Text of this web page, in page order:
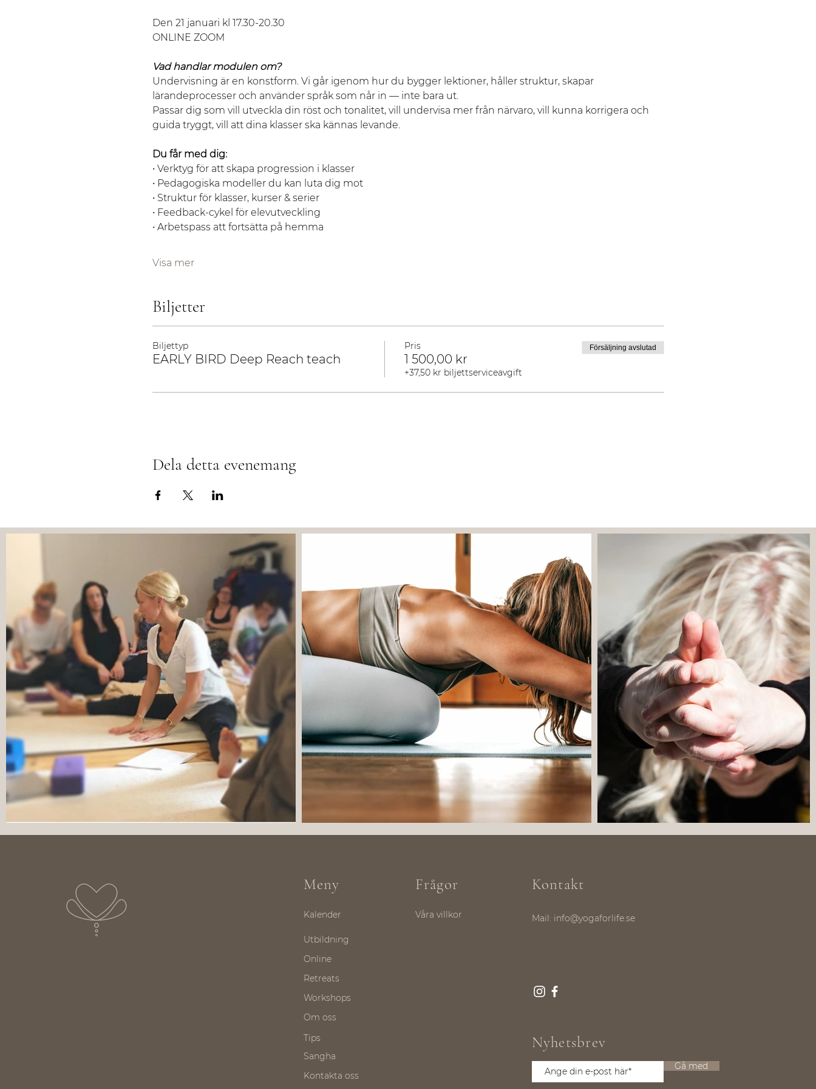
Den 21 januari kl 17.30-20.30
ONLINE ZOOM
Vad handlar modulen om?
Undervisning är en konstform. Vi går igenom hur du bygger lektioner, håller struktur, skapar
lärandeprocesser och använder språk som når in — inte bara ut.
Passar dig som vill utveckla din röst och tonalitet, vill undervisa mer från närvaro, vill kunna korrigera och
guida tryggt, vill att dina klasser ska kännas levande.
Du får med dig:
• Verktyg för att skapa progression i klasser
• Pedagogiska modeller du kan luta dig mot
• Struktur för klasser, kurser & serier
• Feedback-cykel för elevutveckling
• Arbetspass att fortsätta på hemma
Visa mer
Biljetter
Biljettyp
EARLY BIRD Deep Reach teach
Pris
1 500,00 kr
+37,50 kr biljettserviceavgift
Försäljning avslutad
Dela detta evenemang
Meny
Kalender
Frågor
Våra villkor
Kontakt
Mail: info@yogaforlife.se
Utbildning
Online
Retreats
Workshops
Om oss
Tips
Sangha
Kontakta oss
Nyhetsbrev
Gå med